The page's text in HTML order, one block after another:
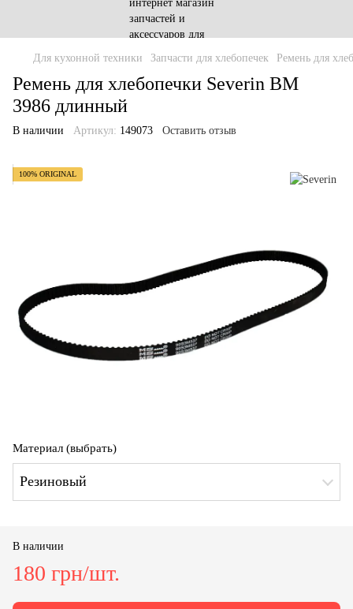
Для кухонной техники Запчасти для хлебопечек Ремень для
Ремень для хлебопечки Severin BM
3986 длинный
В наличии Артикул: 149073 Оставить отзыв
100% ORIGINAL
Материал (выбрать)
Резиновый
В наличии
180 грн/шт.